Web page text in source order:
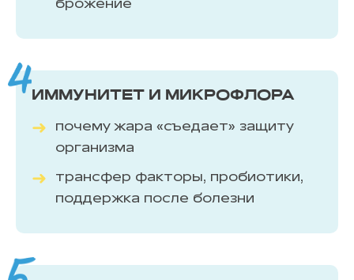
брожение
ИММУНИТЕТ И МИКРОФЛОРА
почему жара «съедает» защиту
организма
трансфер факторы, пробиотики,
поддержка после болезни